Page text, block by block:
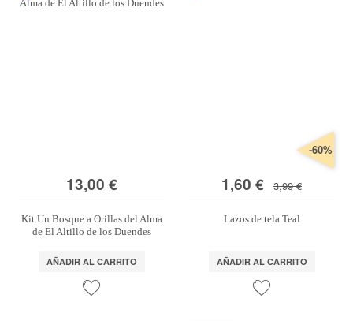
13,00 €
Kit Un Bosque a Orillas del Alma
de El Altillo de los Duendes
AÑADIR AL CARRITO
1,60 € 3,99 €
-60%
Lazos de tela Teal
AÑADIR AL CARRITO